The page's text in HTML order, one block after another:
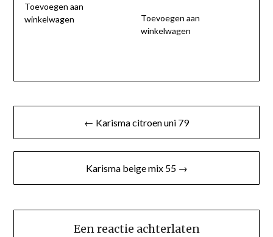
Toevoegen aan
winkelwagen
Toevoegen aan
winkelwagen
Berichtnavigatie
← Karisma citroen uni 79
Karisma beige mix 55 →
Een reactie achterlaten